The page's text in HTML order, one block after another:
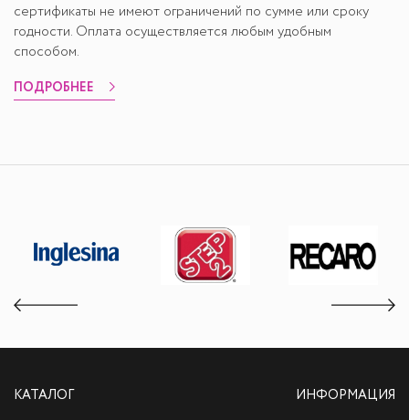
сертификаты не имеют ограничений по сумме или сроку
годности. Оплата осуществляется любым удобным
способом.
ПОДРОБНЕЕ
КАТАЛОГ ИНФОРМАЦИЯ